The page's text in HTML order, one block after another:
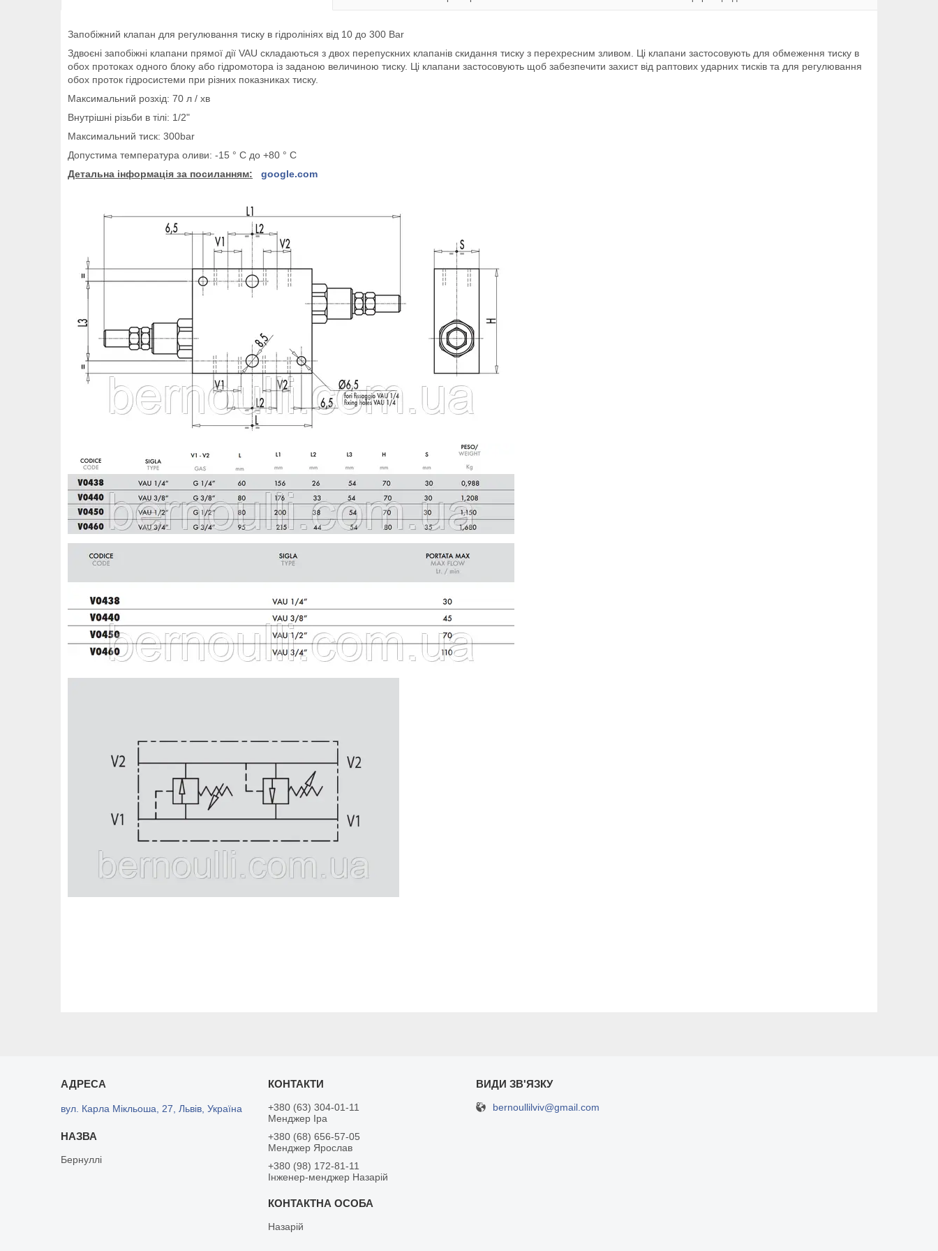
Запобіжний клапан для регулювання тиску в гідролініях від 10 до 300 Bar
Здвоєні запобіжні клапани прямої дії VAU складаються з двох перепускних клапанів скидання тиску з перехресним зливом. Ці клапани застосовують для обмеження тиску в
обох протоках одного блоку або гідромотора із заданою величиною тиску. Ці клапани застосовують щоб забезпечити захист від раптових ударних тисків та для регулювання
обох проток гідросистеми при різних показниках тиску.
Максимальний розхід: 70 л / хв
Внутрішні різьби в тілі: 1/2"
Максимальний тиск: 300bar
Допустима температура оливи: -15 ° C до +80 ° C
Детальна інформація за посиланням:
google.com
вул. Карла Мікльоша, 27, Львів, Україна
Бернуллі
+380 (63) 304-01-11
Менджер Іра
+380 (68) 656-57-05
Менджер Ярослав
+380 (98) 172-81-11
Інженер-менджер Назарій
Назарій
bernoullilviv@gmail.com